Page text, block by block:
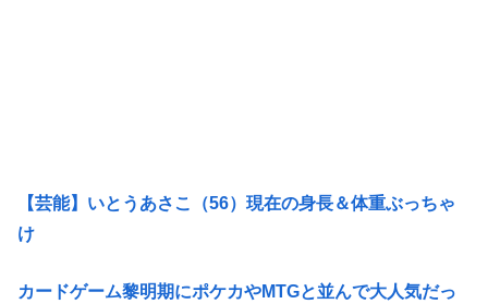
【芸能】いとうあさこ（56）現在の身長＆体重ぶっちゃ
け
カードゲーム黎明期にポケカやMTGと並んで大人気だっ